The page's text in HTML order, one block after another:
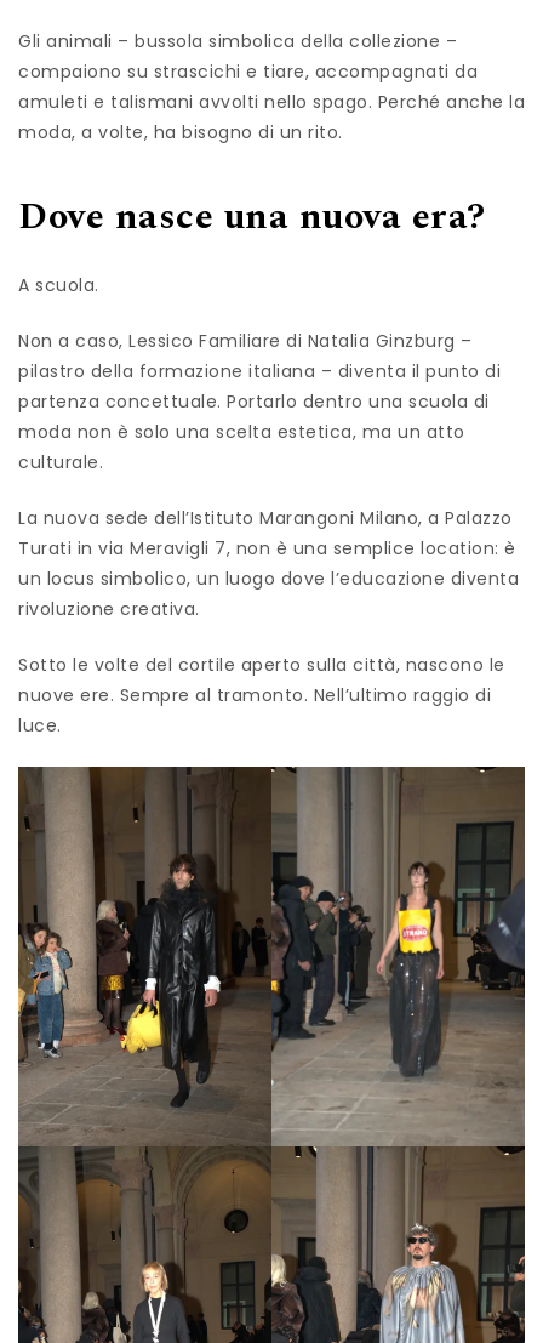
Gli animali – bussola simbolica della collezione –
compaiono su strascichi e tiare, accompagnati da
amuleti e talismani avvolti nello spago. Perché anche la
moda, a volte, ha bisogno di un rito.
Dove nasce una nuova era?
A scuola.
Non a caso, Lessico Familiare di Natalia Ginzburg –
pilastro della formazione italiana – diventa il punto di
partenza concettuale. Portarlo dentro una scuola di
moda non è solo una scelta estetica, ma un atto
culturale.
La nuova sede dell’Istituto Marangoni Milano, a Palazzo
Turati in via Meravigli 7, non è una semplice location: è
un locus simbolico, un luogo dove l’educazione diventa
rivoluzione creativa.
Sotto le volte del cortile aperto sulla città, nascono le
nuove ere. Sempre al tramonto. Nell’ultimo raggio di
luce.